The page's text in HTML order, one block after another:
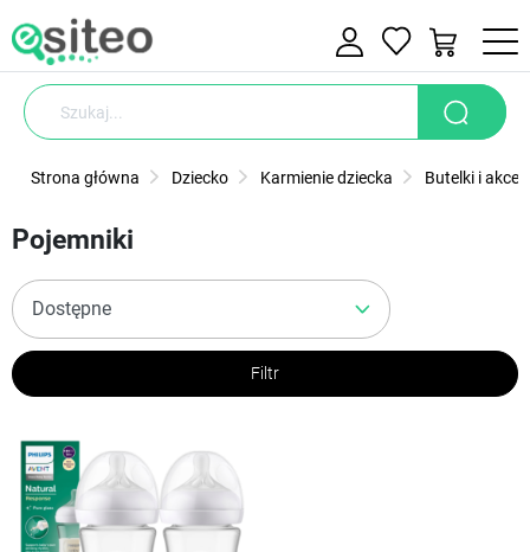
Strona główna Dziecko Karmienie dziecka Butelki i
Pojemniki
Filtr